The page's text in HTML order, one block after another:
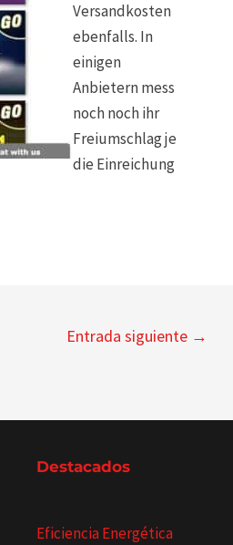
Versandkosten
ebenfalls. In
einigen
Anbietern mess
noch noch ihr
Freiumschlag je
die Einreichung
Entrada siguiente →
Destacados
Eficiencia Energética